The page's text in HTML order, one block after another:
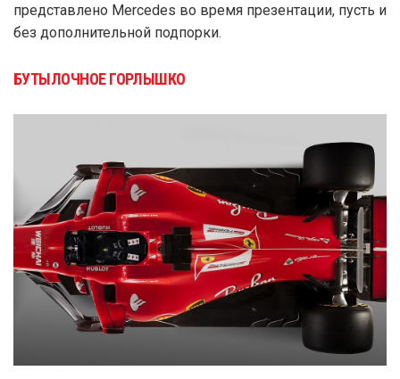
представлено Mercedes во время презентации, пусть и
без дополнительной подпорки.
БУТЫЛОЧНОЕ ГОРЛЫШКО